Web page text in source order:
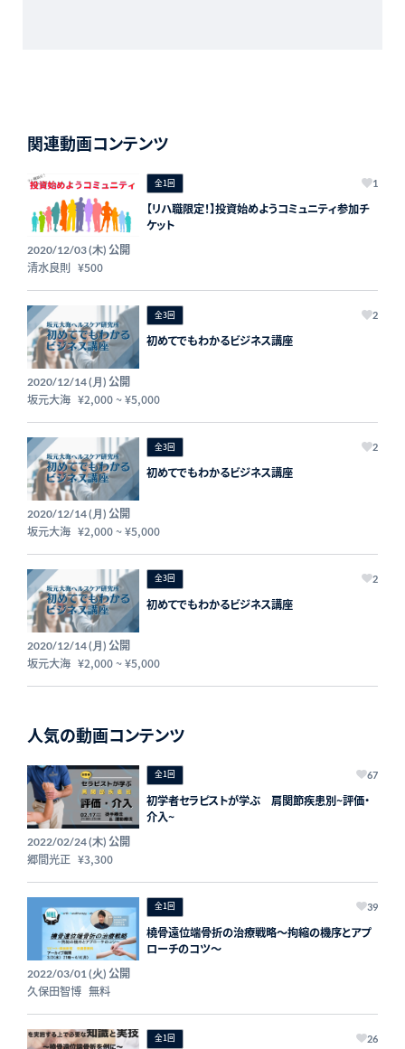
関連動画コンテンツ
全1回 1
【リハ職限定！】投資始めようコミュニティ参加チ
ケット
2020/12/03 (木) 公開
清水良則 ¥500
全3回 2
初めてでもわかるビジネス講座
2020/12/14 (月) 公開
坂元大海 ¥2,000~¥5,000
全3回 2
初めてでもわかるビジネス講座
2020/12/14 (月) 公開
坂元大海 ¥2,000~¥5,000
全3回 2
初めてでもわかるビジネス講座
2020/12/14 (月) 公開
坂元大海 ¥2,000~¥5,000
人気の動画コンテンツ
全1回 67
初学者セラピストが学ぶ 肩関節疾患別~評価・
介入~
2022/02/24 (木) 公開
郷間光正 ¥3,300
全1回 39
橈骨遠位端骨折の治療戦略～拘縮の機序とアプ
ローチのコツ～
2022/03/01 (火) 公開
久保田智博 無料
全1回 26